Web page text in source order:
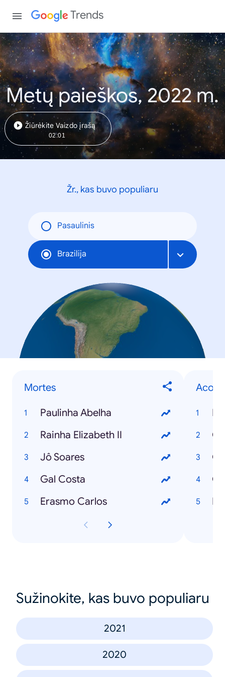
Trends
Metų paieškos, 2022 m.
Žiūrėkite Vaizdo įrašą
02:01
Žr., kas buvo populiaru
Pasaulinis
Brazilija
Mortes
Paulinha Abelha
Rainha Elizabeth II
Jô Soares
Gal Costa
Erasmo Carlos
Sužinokite, kas buvo populiaru
2021
2020